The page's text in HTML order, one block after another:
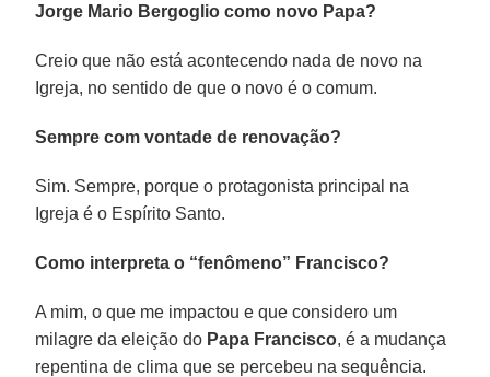
Jorge Mario Bergoglio como novo Papa?
Creio que não está acontecendo nada de novo na
Igreja, no sentido de que o novo é o comum.
Sempre com vontade de renovação?
Sim. Sempre, porque o protagonista principal na
Igreja é o Espírito Santo.
Como interpreta o “fenômeno” Francisco?
A mim, o que me impactou e que considero um
milagre da eleição do Papa Francisco, é a mudança
repentina de clima que se percebeu na sequência.